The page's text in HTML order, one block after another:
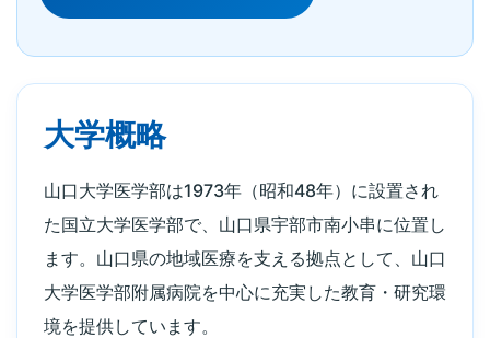
大学概略
山口大学医学部は1973年（昭和48年）に設置され
た国立大学医学部で、山口県宇部市南小串に位置し
ます。山口県の地域医療を支える拠点として、山口
大学医学部附属病院を中心に充実した教育・研究環
境を提供しています。